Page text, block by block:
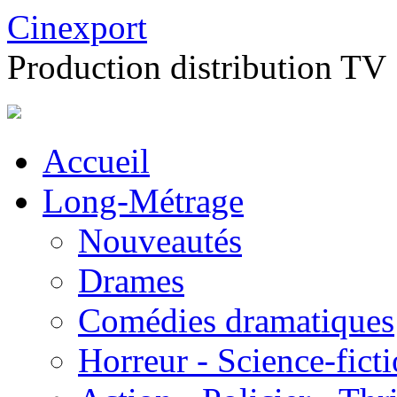
Cinexport
Production distribution TV
Accueil
Long-Métrage
Nouveautés
Drames
Comédies dramatiques
Horreur - Science-